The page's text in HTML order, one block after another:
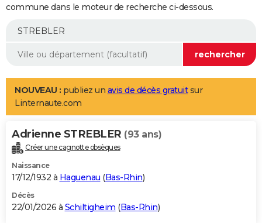
Essais
Réserver un essai
Citadines
Berlines
SUV
Forum auto
+
Mobiles
Meilleur smartphone
Internet
Ordinateurs
Jeux vidéo
Guide high-tech
Aménagement intérieur
LIFESTYLE
Art de vivre
Bien-être
Loisirs
Mode
Modes de vie
Alimentation
Guide de la santé
Maladies
Médicaments
Sommeil
VOYAGE
Destinations
City break
Voyage nature
Voyage de noces
Forum
Climat
+PHOTO
GUIDES D'ACHAT
BONS PLANS
commune dans le moteur de recherche ci-dessous.
NOUVEAU : publiez un avis de décès gratuitsur
Linternaute.com
Adrienne STREBLER (93 ans)
Créer une cagnotte obsèques
Naissance
17/12/1932 à Haguenau (Bas-Rhin)
Décès
22/01/2026 à Schiltigheim (Bas-Rhin)